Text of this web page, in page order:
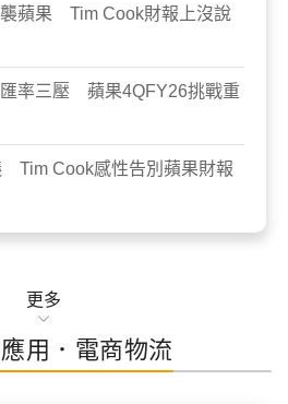
蘋果 Tim Cook財報上沒說
率三壓 蘋果4QFY26挑戰重
Tim Cook感性告別蘋果財報
更多
用．電商物流